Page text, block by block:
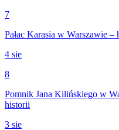
7
Pałac Karasia w Warszawie
4 sie
8
Pomnik Jana Kilińskiego w
historii
3 sie